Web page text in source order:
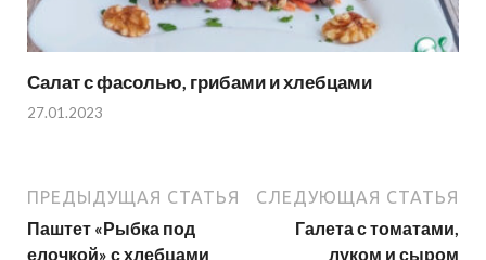
Салат с фасолью, грибами и хлебцами
27.01.2023
ПРЕДЫДУЩАЯ СТАТЬЯ
Паштет «Рыбка под
елочкой» с хлебцами
СЛЕДУЮЩАЯ СТАТЬЯ
Галета с томатами,
луком и сыром